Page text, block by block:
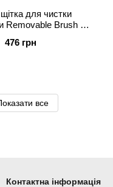
для чистки
Removable Brush 58
476 грн
все
Контактна інформація